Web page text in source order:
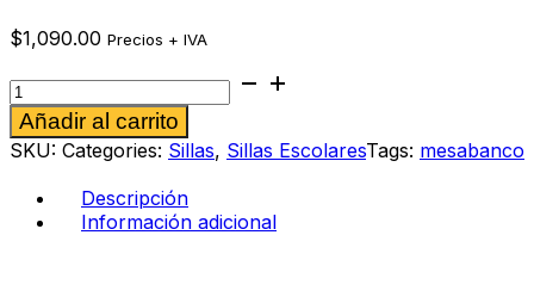
$1,090.00 Precios + IVA
Mesabanco
Barcelona
naranja
cantidad
Añadir al carrito
SKU: Categories: Sillas, Sillas EscolaresTags: mesabanco
Descripción
Información adicional